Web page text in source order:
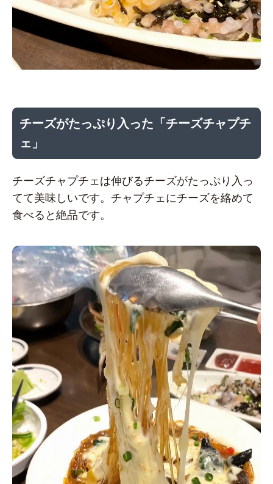
チーズがたっぷり入った「チーズチャプチ
ェ」
チーズチャプチェは伸びるチーズがたっぷり入っ
てて美味しいです。チャプチェにチーズを絡めて
食べると絶品です。